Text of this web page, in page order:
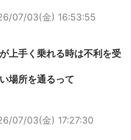
07/03(金) 16:53:55
上手く乗れる時は不利を受
場所を通るって
07/03(金) 17:27:30